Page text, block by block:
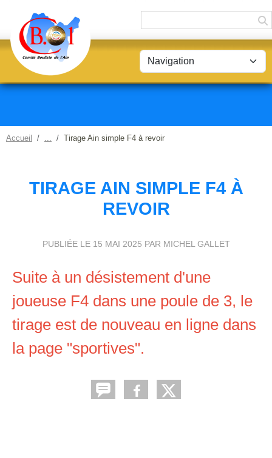
Accueil Tirage Ain simple F4 à revoir
TIRAGE AIN SIMPLE F4 À
REVOIR
PUBLIÉE LE 15 MAI 2025 PAR MICHEL GALLET
Suite à un désistement d'une
joueuse F4 dans une poule de 3, le
tirage est de nouveau en ligne dans
la page "sportives".